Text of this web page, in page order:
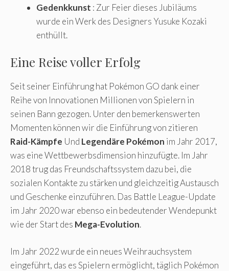
Gedenkkunst : Zur Feier dieses Jubiläums
wurde ein Werk des Designers Yusuke Kozaki
enthüllt.
Eine Reise voller Erfolg
Seit seiner Einführung hat Pokémon GO dank einer
Reihe von Innovationen Millionen von Spielern in
seinen Bann gezogen. Unter den bemerkenswerten
Momenten können wir die Einführung von zitieren
Raid-Kämpfe Und Legendäre Pokémon im Jahr 2017,
was eine Wettbewerbsdimension hinzufügte. Im Jahr
2018 trug das Freundschaftssystem dazu bei, die
sozialen Kontakte zu stärken und gleichzeitig Austausch
und Geschenke einzuführen. Das Battle League-Update
im Jahr 2020 war ebenso ein bedeutender Wendepunkt
wie der Start des Mega-Evolution.
Im Jahr 2022 wurde ein neues Weihrauchsystem
eingeführt, das es Spielern ermöglicht, täglich Pokémon